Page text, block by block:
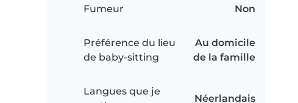
Fumeur Non
Préférence du lieu
de baby-sitting
Au domicile
de la famille
Langues que je
Néerlandais